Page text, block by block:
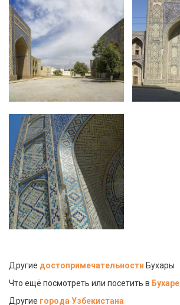
Другие достопримечательности Бухары
Что ещё посмотреть или посетить в Бухаре
Другие города Узбекистана